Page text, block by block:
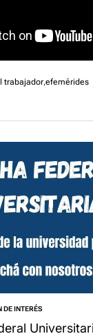
trabajador,efemérides
INTERÉS